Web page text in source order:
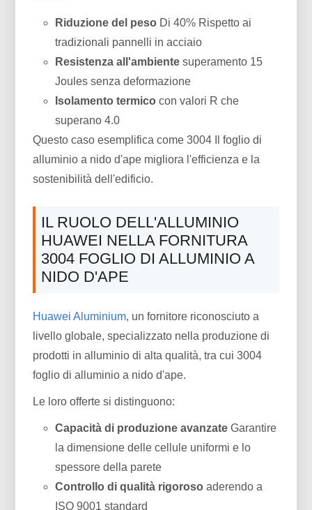
Riduzione del peso Di 40% Rispetto ai
tradizionali pannelli in acciaio
Resistenza all'ambiente superamento 15
Joules senza deformazione
Isolamento termico con valori R che
superano 4.0
Questo caso esemplifica come 3004 Il foglio di
alluminio a nido d'ape migliora l'efficienza e la
sostenibilità dell'edificio.
IL RUOLO DELL'ALLUMINIO
HUAWEI NELLA FORNITURA
3004 FOGLIO DI ALLUMINIO A
NIDO D'APE
Huawei Aluminium, un fornitore riconosciuto a
livello globale, specializzato nella produzione di
prodotti in alluminio di alta qualità, tra cui 3004
foglio di alluminio a nido d'ape.
Le loro offerte si distinguono:
Capacità di produzione avanzate Garantire
la dimensione delle cellule uniformi e lo
spessore della parete
Controllo di qualità rigoroso aderendo a
ISO 9001 standard